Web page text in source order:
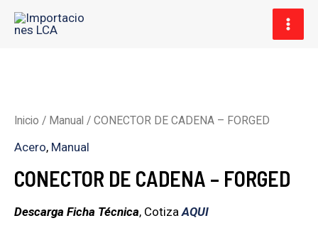
Inicio / Manual / CONECTOR DE CADENA – FORGED
Acero, Manual
CONECTOR DE CADENA – FORGED
Descarga Ficha Técnica, CotizaAQUI